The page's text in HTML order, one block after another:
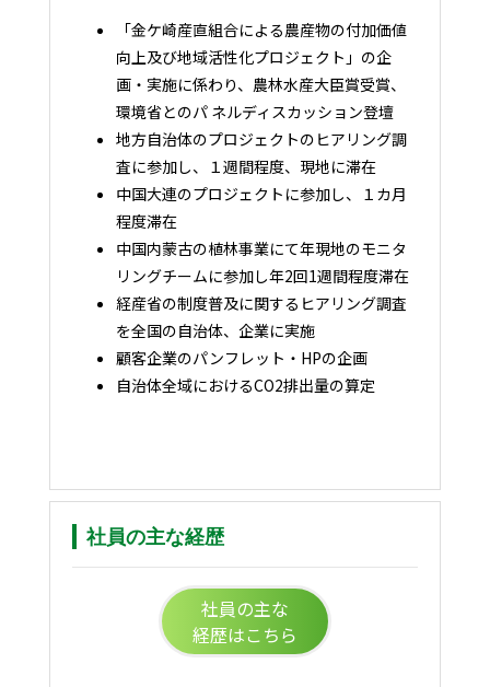
「金ケ崎産直組合による農産物の付加価値
向上及び地域活性化プロジェクト」の企
画・実施に係わり、農林水産大臣賞受賞、
環境省とのパ ネルディスカッション登壇
地方自治体のプロジェクトのヒアリング調
査に参加し、１週間程度、現地に滞在
中国大連のプロジェクトに参加し、１カ月
程度滞在
中国内蒙古の植林事業にて年現地のモニタ
リングチームに参加し年2回1週間程度滞在
経産省の制度普及に関するヒアリング調査
を全国の自治体、企業に実施
顧客企業のパンフレット・HPの企画
自治体全域におけるCO2排出量の算定
社員の主な経歴
社員の主な
経歴はこちら